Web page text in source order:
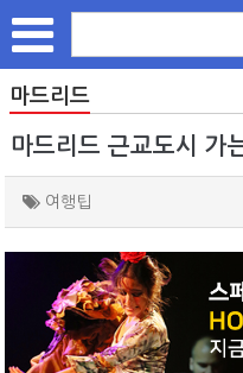
마드리드
마드리드 근교도시 가
여행팁